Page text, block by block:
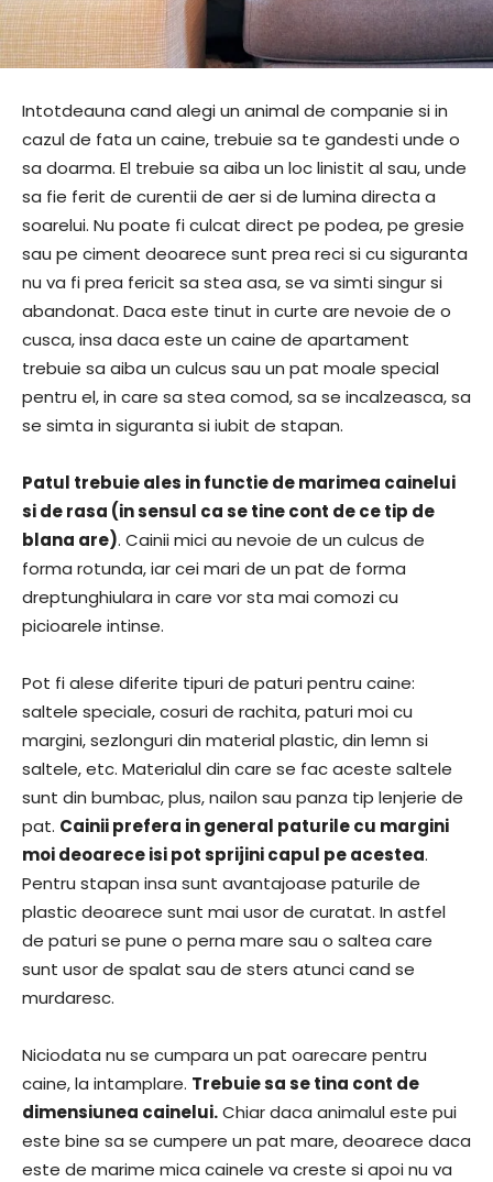
Intotdeauna cand alegi un animal de companie si in
cazul de fata un caine, trebuie sa te gandesti unde o
sa doarma. El trebuie sa aiba un loc linistit al sau, unde
sa fie ferit de curentii de aer si de lumina directa a
soarelui. Nu poate fi culcat direct pe podea, pe gresie
sau pe ciment deoarece sunt prea reci si cu siguranta
nu va fi prea fericit sa stea asa, se va simti singur si
abandonat. Daca este tinut in curte are nevoie de o
cusca, insa daca este un caine de apartament
trebuie sa aiba un culcus sau un pat moale special
pentru el, in care sa stea comod, sa se incalzeasca, sa
se simta in siguranta si iubit de stapan.
Patul trebuie ales in functie de marimea cainelui
si de rasa (in sensul ca se tine cont de ce tip de
blana are). Cainii mici au nevoie de un culcus de
forma rotunda, iar cei mari de un pat de forma
dreptunghiulara in care vor sta mai comozi cu
picioarele intinse.
Pot fi alese diferite tipuri de paturi pentru caine:
saltele speciale, cosuri de rachita, paturi moi cu
margini, sezlonguri din material plastic, din lemn si
saltele, etc. Materialul din care se fac aceste saltele
sunt din bumbac, plus, nailon sau panza tip lenjerie de
pat. Cainii prefera in general paturile cu margini
moi deoarece isi pot sprijini capul pe acestea.
Pentru stapan insa sunt avantajoase paturile de
plastic deoarece sunt mai usor de curatat. In astfel
de paturi se pune o perna mare sau o saltea care
sunt usor de spalat sau de sters atunci cand se
murdaresc.
Niciodata nu se cumpara un pat oarecare pentru
caine, la intamplare. Trebuie sa se tina cont de
dimensiunea cainelui.Chiar daca animalul este pui
este bine sa se cumpere un pat mare, deoarece daca
este de marime mica cainele va creste si apoi nu va